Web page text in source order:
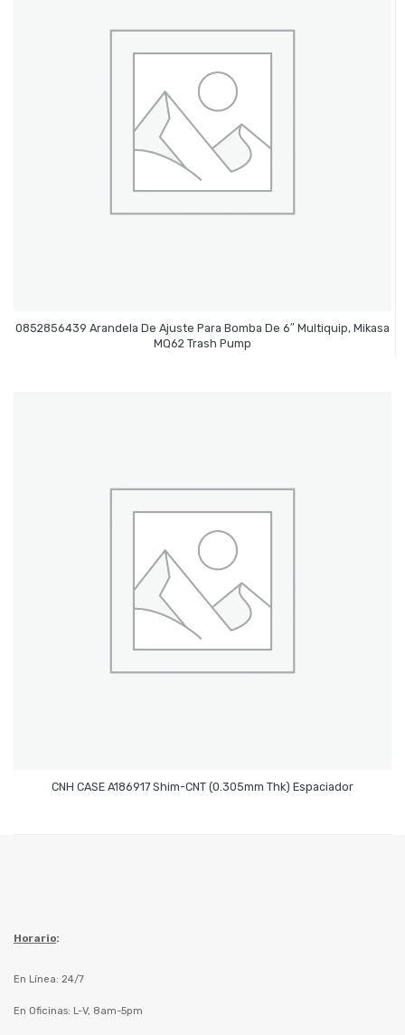
0852856439 Arandela De Ajuste Para Bomba De 6″ Multiquip, Mikasa
MQ62 Trash Pump
Leer Más
CNH CASE A186917 Shim-CNT (0.305mm Thk) Espaciador
Horario:
En Línea: 24/7
En Oficinas: L-V, 8am-5pm